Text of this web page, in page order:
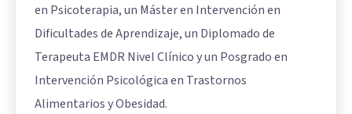
en Psicoterapia, un Máster en Intervención en
Dificultades de Aprendizaje, un Diplomado de
Terapeuta EMDR Nivel Clínico y un Posgrado en
Intervención Psicológica en Trastornos
Alimentarios y Obesidad.